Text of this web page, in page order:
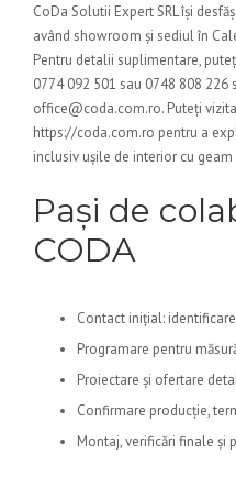
CoDa Solutii Expert SRL își
având showroom și sediul în
Pentru detalii suplimentare,
0774 092 501 sau 0748 808 226
office@coda.com.ro. Puteți
https://coda.com.ro pentru a
inclusiv ușile de interior cu
Pași de
CODA
Contact inițial:
Programare pentru
Proiectare și ofertare
Confirmare producție,
Montaj, verificări finale și